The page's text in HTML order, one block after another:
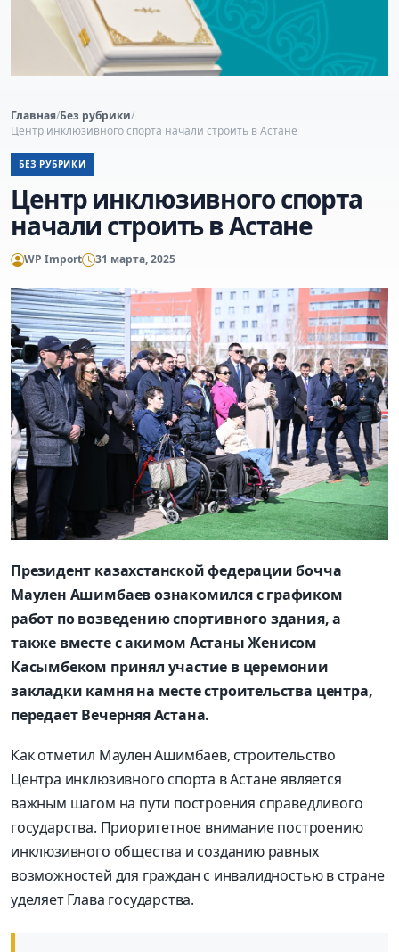
Главная/Без рубрики/
Центр инклюзивного спорта начали строить в Астане
БЕЗ РУБРИКИ
Центр инклюзивного спорта
начали строить в Астане
WP Import 31 марта, 2025
Президент казахстанской федерации бочча
Маулен Ашимбаев ознакомился с графиком
работ по возведению спортивного здания, а
также вместе с акимом Астаны Женисом
Касымбеком принял участие в церемонии
закладки камня на месте строительства центра,
передает Вечерняя Астана.
Как отметил Маулен Ашимбаев, строительство
Центра инклюзивного спорта в Астане является
важным шагом на пути построения справедливого
государства. Приоритетное внимание построению
инклюзивного общества и созданию равных
возможностей для граждан с инвалидностью в стране
уделяет Глава государства.